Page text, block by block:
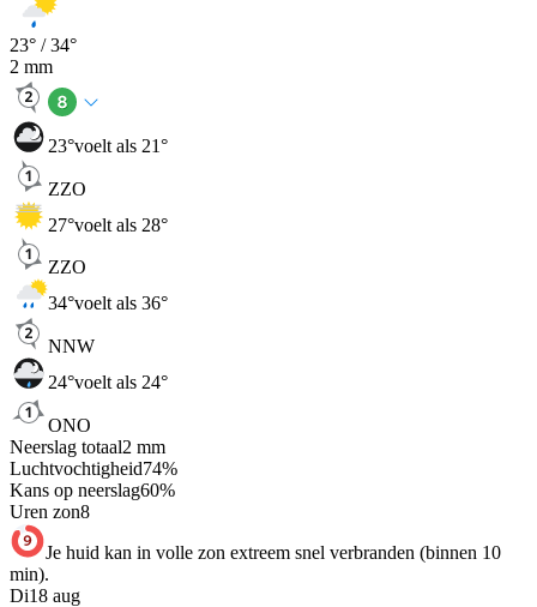
23° /34°
2 mm
23°voelt als 21°
ZZO
27°voelt als 28°
ZZO
34°voelt als 36°
NNW
24°voelt als 24°
ONO
Neerslag totaal2 mm
Luchtvochtigheid74%
Kans op neerslag60%
Uren zon8
Je huid kan in volle zon extreem snel verbranden (binnen 10
min).
Di18 aug